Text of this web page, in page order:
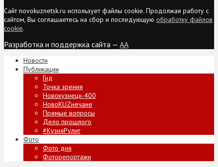
Сайт novokuznetsk.ru использует файлы cookie. Продолжая работу с
сайтом, Вы соглашаетесь на сбор и последующую обработку файлов
cookie.
Разработка и поддержка сайта — AA
Новости
Публикации
Гид
Точка зрения
Новокузнецк-400
НовоKUZнечане
Прямые вопросы
Дело прошлого
#КузняРулит
Фото
Фото дня
Фоторепортажи